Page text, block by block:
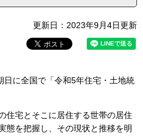
更新日：2023年9月4日更新
に全国で「令和5年住宅・土地統
住宅とそこに居住する世帯の居住
態を把握し、その現状と推移を明